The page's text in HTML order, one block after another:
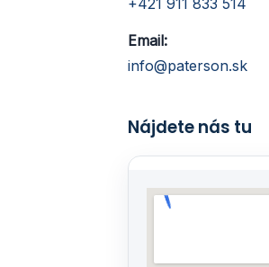
+421 911 833 514
Email:
info@paterson.sk
Nájdete nás tu